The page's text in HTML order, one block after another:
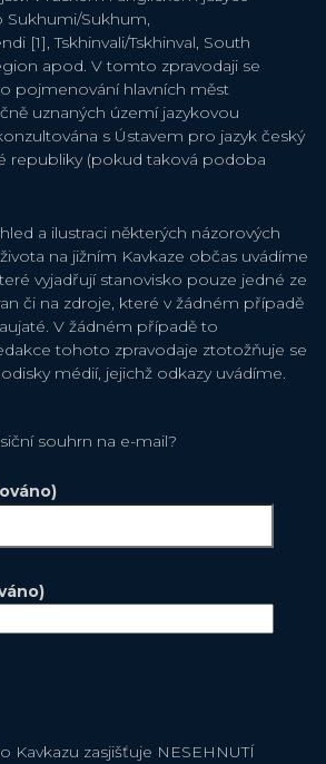
Sukhumi/Sukhum,
[1], Tskhinvali/Tskhinval, South
apod. V tomto zpravodaji se
pojmenování hlavních měst
uznaných území jazykovou
s Ústavem pro jazyk český
republiky (pokud taková podoba
a ilustraci některých názorových
na jižním Kavkaze občas uvádíme
vyjadřují stanovisko pouze jedné ze
či na zdroje, které v žádném případě
V žádném případě to
tohoto zpravodaje ztotožňuje se
médií, jejichž odkazy uvádíme.
souhrn na e-mail?
Kavkazu zasjišťuje NESEHNUTÍ